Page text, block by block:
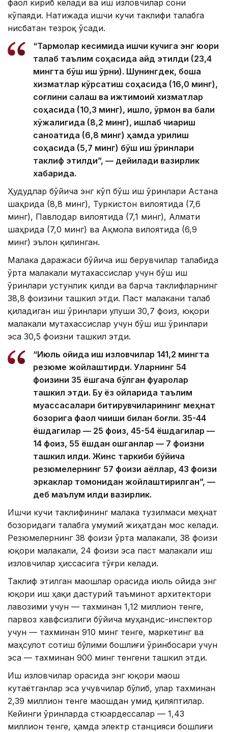
фаол кириб келади ва иш изловчилар сони
кўпаяди. Натижада ишчи кучи таклифи талабга
нисбатан тезроқ ўсади.
“Тармоқлар кесимида ишчи кучига энг юқори
талаб таълим соҳасида қайд этилди (23,4
мингта бўш иш ўрни). Шунингдек, бошқа
хизматлар кўрсатиш соҳасида (16,0 минг),
соғлиқни сақлаш ва ижтимоий хизматлар
соҳасида (10,3 минг), қишлоқ, ўрмон ва балиқ
хўжалигида (8,2 минг), ишлаб чиқариш
саноатида (6,8 минг) ҳамда қурилиш
соҳасида (5,7 минг) бўш иш ўринлари
таклиф этилди”, — дейилади вазирлик
хабарида.
Ҳудудлар бўйича энг кўп бўш иш ўринлари Астана
шаҳрида (8,8 минг), Туркистон вилоятида (7,6
минг), Павлодар вилоятида (7,1 минг), Алмати
шаҳрида (7,0 минг) ва Ақмола вилоятида (6,9
минг) эълон қилинган.
Малака даражаси бўйича иш берувчилар талабида
ўрта малакали мутахассислар учун бўш иш
ўринлари устунлик қилди ва барча таклифларнинг
38,8 фоизини ташкил этди. Паст малакани талаб
қиладиган иш ўринлари улуши 30,7 фоиз, юқори
малакали мутахассислар учун бўш иш ўринлари
эса 30,5 фоизни ташкил этди.
“Июль ойида иш изловчилар 141,2 мингта
резюме жойлаштирди. Уларнинг 54
фоизини 35 ёшгача бўлган фуқаролар
ташкил этди. Бу ёз ойларида таълим
муассасалари битирувчиларининг меҳнат
бозорига фаол чиқиши билан боғлиқ. 35-44
ёшдагилар — 25 фоиз, 45-54 ёшдагилар —
14 фоиз, 55 ёшдан ошганлар — 7 фоизни
ташкил қилди. Жинс таркиби бўйича
резюмелернинг 57 фоизи аёллар, 43 фоизи
эркаклар томонидан жойлаштирилган”, —
деб маълум қилди вазирлик.
Ишчи кучи таклифининг малака тузилмаси меҳнат
бозоридаги талабга умумий жиҳатдан мос келади.
Резюмелернинг 38 фоизи ўрта малакали, 38 фоизи
юқори малакали, 24 фоизи эса паст малакали иш
изловчилар ҳиссасига тўғри келади.
Таклиф этилган маошлар орасида июль ойида энг
юқори иш ҳақи дастурий таъминот архитектори
лавозими учун — тахминан 1,12 миллион тенге,
парвоз хавфсизлиги бўйича муҳандис-инспектор
учун — тахминан 910 минг тенге, маркетинг ва
маҳсулот сотиш бўлими бошлиғи ўринбосари учун
эса — тахминан 900 минг тенгени ташкил этди.
Иш изловчилар орасида энг юқори маош
кутаётганлар эса учувчилар бўлиб, улар тахминан
2,39 миллион тенге маошдан умид қиляптилар.
Кейинги ўринларда стюардессалар — 1,43
миллион тенге, ҳамда электр станцияси бошлиғи